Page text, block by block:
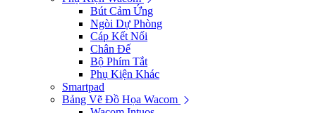
Bút Cảm Ứng
Ngòi Dự Phòng
Cáp Kết Nối
Chân Đế
Bộ Phím Tắt
Phụ Kiện Khác
Smartpad
Bảng Vẽ Đồ Họa Wacom